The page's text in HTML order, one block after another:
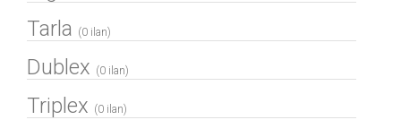
Tarla (0 ilan)
Dublex (0 ilan)
Triplex (0 ilan)